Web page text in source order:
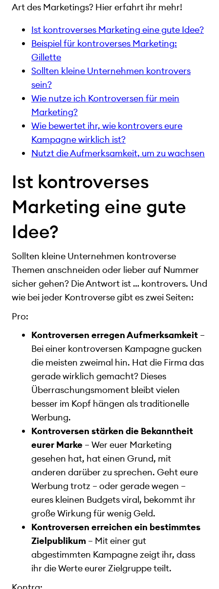
Art des Marketings? Hier erfahrt ihr mehr!
Ist kontroverses Marketing eine gute Idee?
Beispiel für kontroverses Marketing:
Gillette
Sollten kleine Unternehmen kontrovers
sein?
Wie nutze ich Kontroversen für mein
Marketing?
Wie bewertet ihr, wie kontrovers eure
Kampagne wirklich ist?
Nutzt die Aufmerksamkeit, um zu wachsen
Ist kontroverses
Marketing eine gute
Idee?
Sollten kleine Unternehmen kontroverse
Themen anschneiden oder lieber auf Nummer
sicher gehen? Die Antwort ist … kontrovers. Und
wie bei jeder Kontroverse gibt es zwei Seiten:
Pro:
Kontroversen erregen Aufmerksamkeit –
Bei einer kontroversen Kampagne gucken
die meisten zweimal hin. Hat die Firma das
gerade wirklich gemacht? Dieses
Überraschungsmoment bleibt vielen
besser im Kopf hängen als traditionelle
Werbung.
Kontroversen stärken die Bekanntheit
eurer Marke – Wer euer Marketing
gesehen hat, hat einen Grund, mit
anderen darüber zu sprechen. Geht eure
Werbung trotz – oder gerade wegen –
eures kleinen Budgets viral, bekommt ihr
große Wirkung für wenig Geld.
Kontroversen erreichen ein bestimmtes
Zielpublikum – Mit einer gut
abgestimmten Kampagne zeigt ihr, dass
ihr die Werte eurer Zielgruppe teilt.